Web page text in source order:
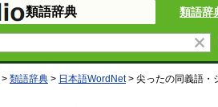
類語辞典 類語辞
> 類語辞典 > 日本語WordNet> 尖ったの同義語・